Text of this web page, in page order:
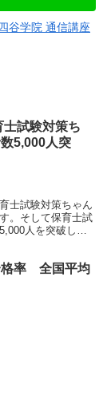
谷学院 通信講座
士試験対策ち
5,000人突
士試験対策ちゃん
。そして保育士試
人を突破しま
格率 全国平均